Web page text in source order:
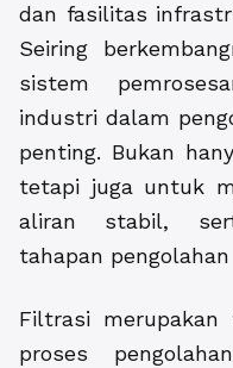
dan fasilitas
Seiring
sistem
industri dalam
penting. Bukan
tetapi juga untuk
aliran stabil,
tahapan
Filtrasi
proses